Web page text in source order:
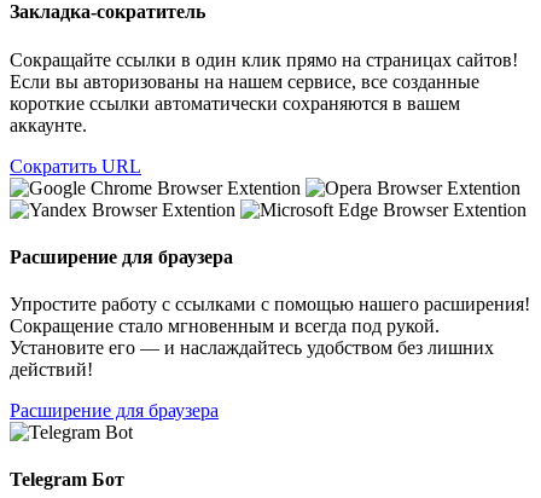
Закладка-сократитель
Сокращайте ссылки в один клик прямо на страницах сайтов!
Если вы авторизованы на нашем сервисе, все созданные
короткие ссылки автоматически сохраняются в вашем
аккаунте.
Сократить URL
Расширение для браузера
Упростите работу с ссылками с помощью нашего расширения!
Сокращение стало мгновенным и всегда под рукой.
Установите его — и наслаждайтесь удобством без лишних
действий!
Расширение для браузера
Telegram Бот